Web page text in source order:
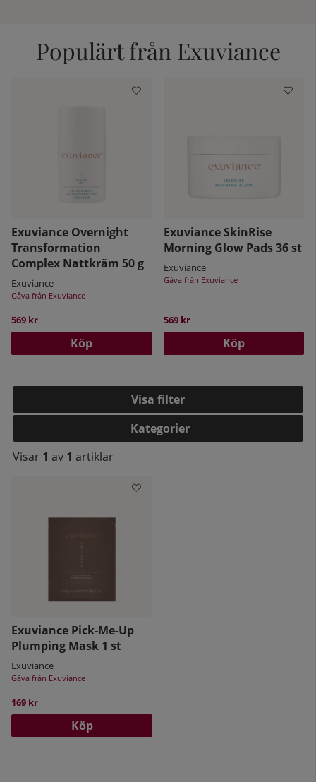
Populärt från Exuviance
Exuviance Overnight
Transformation
Complex Nattkräm 50 g
Exuviance
Gåva från Exuviance
569 kr
Köp
Exuviance SkinRise
Morning Glow Pads 36 st
Exuviance
Gåva från Exuviance
569 kr
Köp
Filtrera
Kategorier
Visar 1 av 1 artiklar
Exuviance Pick-Me-Up
Plumping Mask 1 st
Exuviance
Gåva från Exuviance
169 kr
Köp